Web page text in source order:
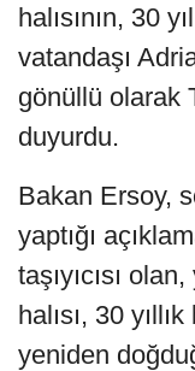
halısının, 30
vatandaşı
gönüllü olarak
duyurdu.
Bakan Ersoy,
yaptığı
taşıyıcısı
halısı, 30
yeniden